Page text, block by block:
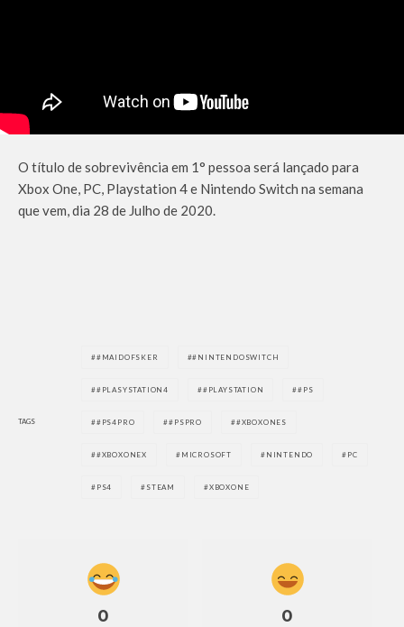
O título de sobrevivência em 1° pessoa será lançado para
Xbox One, PC, Playstation 4 e Nintendo Switch na semana
que vem, dia 28 de Julho de 2020.
TAGS
#MAIDOFSKER #NINTENDOSWITCH
#PLASYSTATION4 #PLAYSTATION #PS
#PS4PRO #PSPRO #XBOXONES
#XBOXONEX MICROSOFT NINTENDO PC
PS4 STEAM XBOXONE
0 0